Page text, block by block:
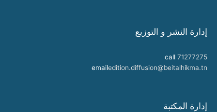
إدارة النشر و التوزيع
call 71277275
emailedition.diffusion@beitalhikma.tn
إدارة المكتبة